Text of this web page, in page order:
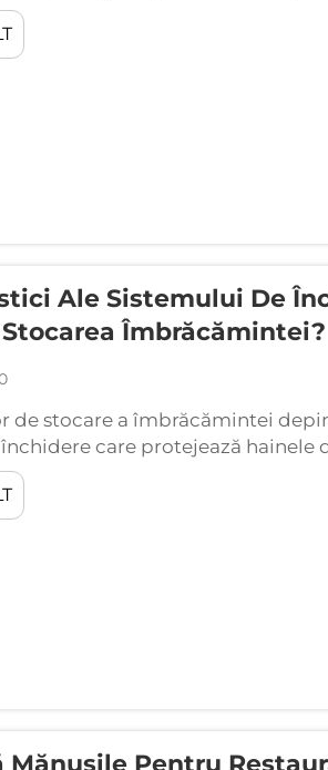
Măsurarea grosimii
Ale Sistemului De
Îmbrăcămintei?
de stocare a îmbrăcămintei
care protejează hainele
îmbrăcăminte integrează
pentru a crea sigilări sigure și